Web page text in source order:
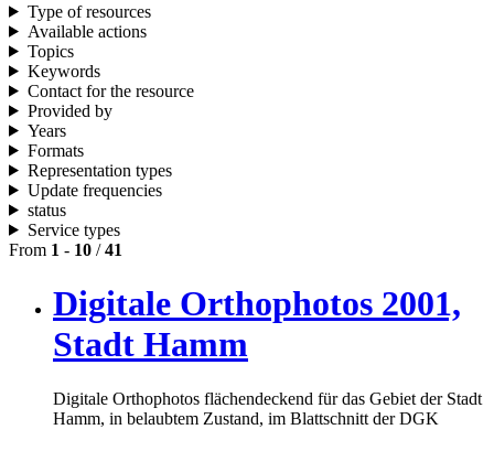
Type of resources
Available actions
Topics
Keywords
Contact for the resource
Provided by
Years
Formats
Representation types
Update frequencies
status
Service types
From 1 - 10 /41
Digitale Orthophotos 2001,
Stadt Hamm
Digitale Orthophotos flächendeckend für das Gebiet der Stadt
Hamm, in belaubtem Zustand, im Blattschnitt der DGK